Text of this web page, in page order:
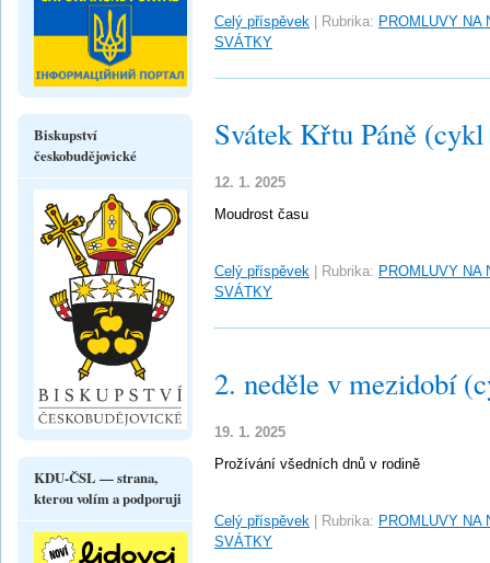
Celý příspěvek Rubrika: PROMLUVY NA
SVÁTKY
Svátek Křtu Páně
12. 1. 2025
Moudrost času
Celý příspěvek Rubrika: PROMLUVY NA
SVÁTKY
2. neděle v mezidobí
19. 1. 2025
Prožívání všedních dnů v rodině
Celý příspěvek Rubrika: PROMLUVY NA
SVÁTKY
Biskupství
českobudějovické
KDU-ČSL — strana,
kterou volím a podporuji